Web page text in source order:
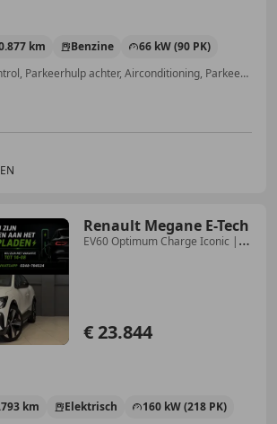
km Benzine
66 kW (90 PK)
Garantie, Cruise control, Parkeerhulp achter, Airconditioning, Parkeerhulp met camera, Automatische klimaatregeling, Alarm, Lichtmetalen velgen
Renault Megane E-Tech
EV60 Optimum Charge Iconic |
€ 23.844
km Elektrisch
160 kW (218 PK)